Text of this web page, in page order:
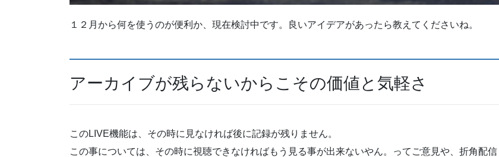
１２月から何を使うのが便利か、現在検討中です。良いアイデアがあったら教えてくださいね。
アーカイブが残らないからこその価値と気軽さ
このLIVE機能は、その時に見なければ後に記録が残りません。
この事については、その時に視聴できなければもう見る事が出来ないやん。ってご意見や、折角配信